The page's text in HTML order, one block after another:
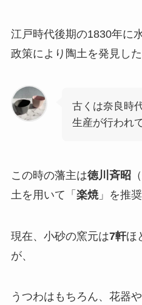
江戸時代後期の1830年に
政策により陶土を発見し
古くは奈良時
生産が行われ
この時の藩主は徳川斉昭
土を用いて「 楽焼」を推
現在、小砂の窯元は7軒ほ
が、
うつわはもちろん、花器